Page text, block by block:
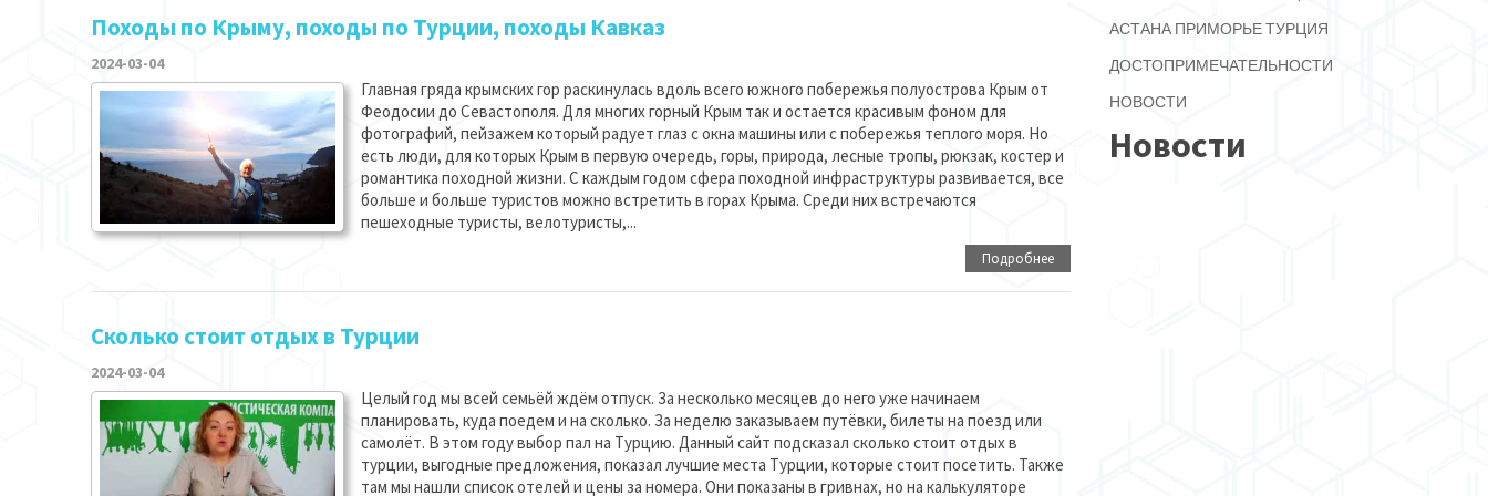
Походы по Крыму, походы по Турции, походы Кавказ
2024-03-04
Главная гряда крымских гор раскинулась вдоль всего южного побережья полуострова Крым от
Феодосии до Севастополя. Для многих горный Крым так и остается красивым фоном для
фотографий, пейзажем который радует глаз с окна машины или с побережья теплого моря. Но
есть люди, для которых Крым в первую очередь, горы, природа, лесные тропы, рюкзак, костер и
романтика походной жизни. С каждым годом сфера походной инфраструктуры развивается, все
больше и больше туристов можно встретить в горах Крыма. Среди них встречаются
пешеходные туристы, велотуристы,...
Подробнее
Сколько стоит отдых в Турции
2024-03-04
Целый год мы всей семьёй ждём отпуск. За несколько месяцев до него уже начинаем
планировать, куда поедем и на сколько. За неделю заказываем путёвки, билеты на поезд или
самолёт. В этом году выбор пал на Турцию. Данный сайт подсказал сколько стоит отдых в
турции, выгодные предложения, показал лучшие места Турции, которые стоит посетить. Также
там мы нашли список отелей и цены за номера. Они показаны в гривнах, но на калькуляторе
АСТАНА ПРИМОРЬЕТУРЦИЯ
ДОСТОПРИМЕЧАТЕЛЬНОСТИ
НОВОСТИ
Новости